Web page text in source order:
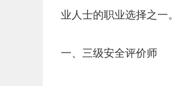
业人士的职业选择之一
一、三级安全评价师